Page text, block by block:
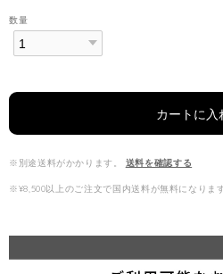
数量
カートに入
※別途送料がかかります。 送料を確認する
※¥8,500以上のご注文で国内送料が無料になります